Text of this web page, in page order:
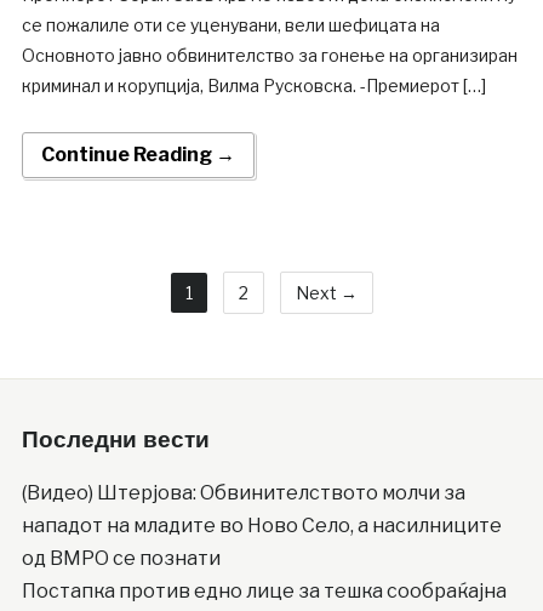
се пожалиле оти се уценувани, вели шефицата на
Основното јавно обвинителство за гонење на организиран
криминал и корупција, Вилма Русковска. -Премиерот […]
Continue Reading →
1 2 Next →
Последни вести
(Видео) Штерјова: Обвинителството молчи за
нападот на младите во Ново Село, а насилниците
од ВМРО се познати
Постапка против едно лице за тешка сообраќајна